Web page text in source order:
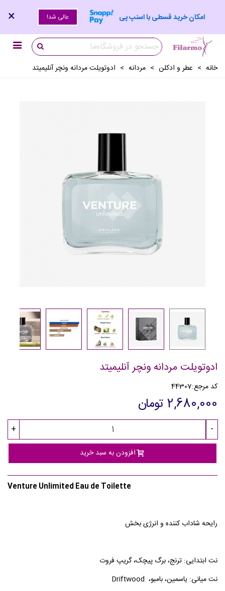
امکان خرید قسطی با اسنپ پی عالی شد! ×
خانه > عطر و ادکلن > مردانه > ادوتویلت مردانه ونچر آنلیمیتد
ادوتویلت مردانه ونچر آنلیمیتد
کد مرجع:44307
2,680,000 تومان
-
+
افزودن به سبد خرید
رایحه شاداب کننده و انرژی بخش
نت ابتدایی: ترنج، برگ پیچک، گریپ فروت
نت میانی: یاسمین، بامبو، Driftwood